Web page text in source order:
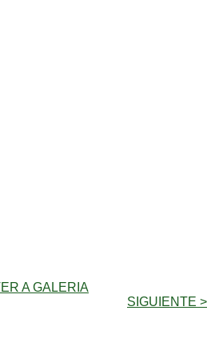
A GALERIA
SIGUIENTE >